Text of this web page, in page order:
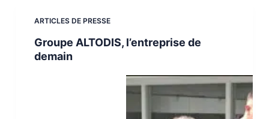
ARTICLES DE PRESSE
Groupe ALTODIS, l’entreprise de
demain